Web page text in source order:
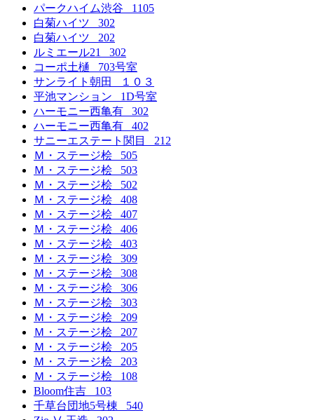
パークハイム渋谷 1105
白菊ハイツ 302
白菊ハイツ 202
ルミエール21 302
コーポ土樋 703号室
サンライト朝田 １０３
平池マンション 1D号室
ハーモニー西亀有 302
ハーモニー西亀有 402
サニーエステート関目 212
Ｍ・ステージ桧 505
Ｍ・ステージ桧 503
Ｍ・ステージ桧 502
Ｍ・ステージ桧 408
Ｍ・ステージ桧 407
Ｍ・ステージ桧 406
Ｍ・ステージ桧 403
Ｍ・ステージ桧 309
Ｍ・ステージ桧 308
Ｍ・ステージ桧 306
Ｍ・ステージ桧 303
Ｍ・ステージ桧 209
Ｍ・ステージ桧 207
Ｍ・ステージ桧 205
Ｍ・ステージ桧 203
Ｍ・ステージ桧 108
Bloom住吉 103
千草台団地5号棟 540